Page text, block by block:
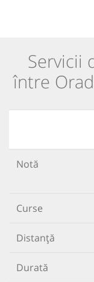
Servicii
între
Notă
Curse
Distanță
Durată